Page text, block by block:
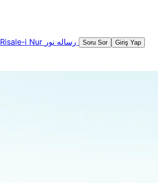
Risale-i Nur Soru Sor Giriş Yap